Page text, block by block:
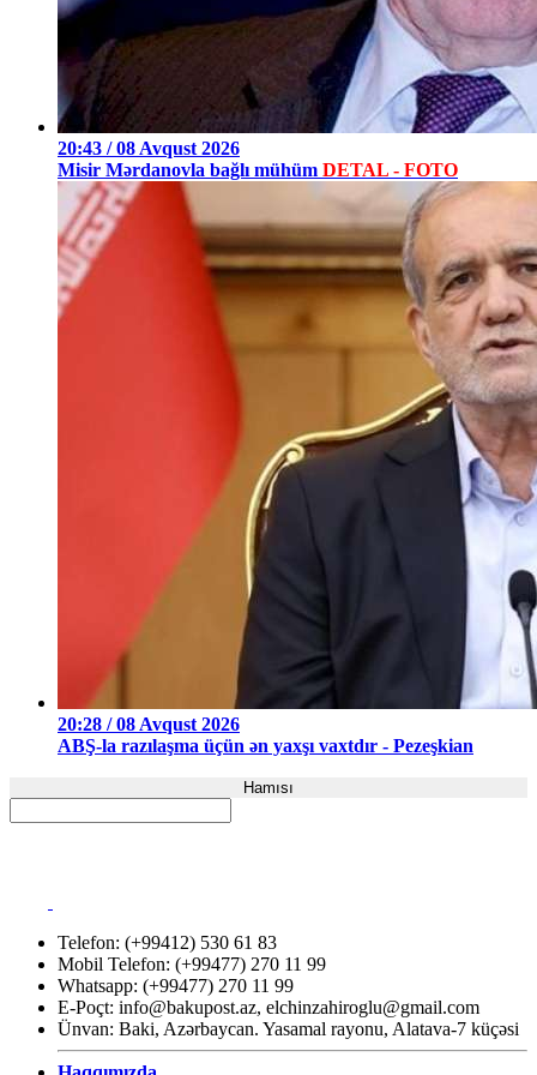
20:43 / 08 Avqust 2026
Misir Mərdanovla bağlı mühüm DETAL - FOTO
20:28 / 08 Avqust 2026
ABŞ-la razılaşma üçün ən yaxşı vaxtdır - Pezeşkian
Hamısı
Telefon: (+99412) 530 61 83
Mobil Telefon: (+99477) 270 11 99
Whatsapp: (+99477) 270 11 99
E-Poçt: info@bakupost.az, elchinzahiroglu@gmail.com
Ünvan: Baki, Azərbaycan. Yasamal rayonu, Alatava-7 küçəsi